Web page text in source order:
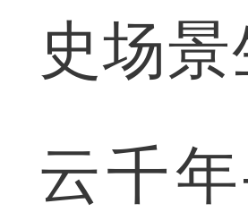
史场
云千